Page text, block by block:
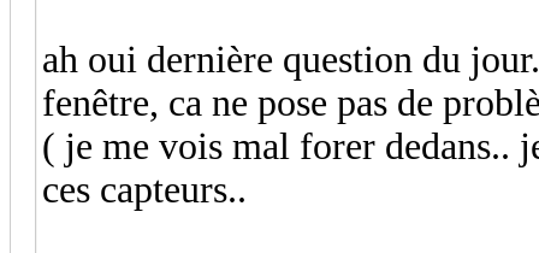
ah oui dernière question du
fenêtre, ca ne pose pas de
( je me vois mal forer dedans..
ces capteurs..